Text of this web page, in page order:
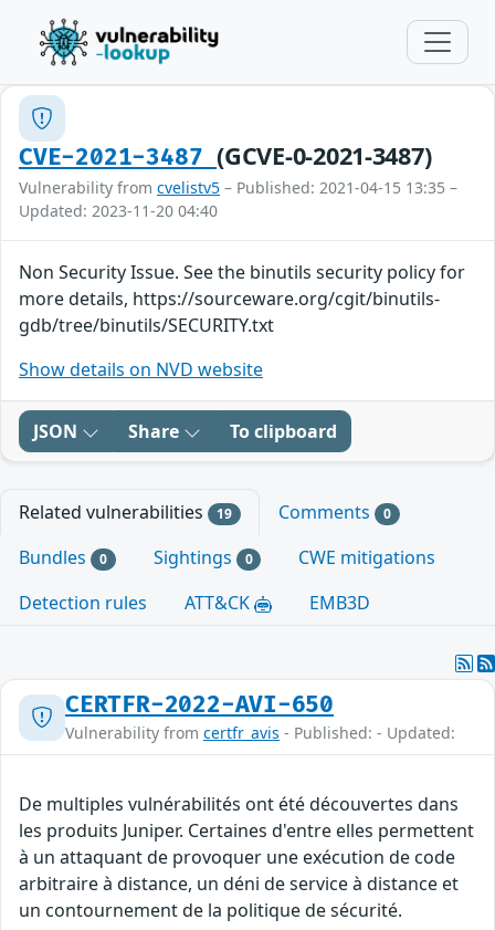
CVE-2021-3487(GCVE-0-2021-3487)
Vulnerability from cvelistv5 – Published: 2021-04-15 13:35 –
Updated: 2023-11-20 04:40
Non Security Issue. See the binutils security policy for
more details, https://sourceware.org/cgit/binutils-
gdb/tree/binutils/SECURITY.txt
Show details on NVD website
JSON Share To clipboard
Related vulnerabilities 19 Comments 0
Bundles 0 Sightings 0
CWE mitigations
Detection rules
ATT&CK EMB3D
CERTFR-2022-AVI-650
Vulnerability from certfr_avis - Published: - Updated:
De multiples vulnérabilités ont été découvertes dans
les produits Juniper. Certaines d'entre elles permettent
à un attaquant de provoquer une exécution de code
arbitraire à distance, un déni de service à distance et
un contournement de la politique de sécurité.